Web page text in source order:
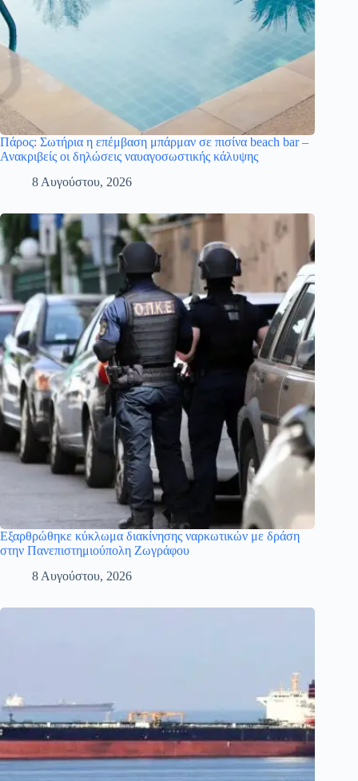
Πάρος: Σωτήρια η επέμβαση μπάρμαν σε πισίνα beach bar –
Ανακριβείς οι δηλώσεις ναυαγοσωστικής κάλυψης
8 Αυγούστου, 2026
Εξαρθρώθηκε κύκλωμα διακίνησης ναρκωτικών με δράση
στην Πανεπιστημιούπολη Ζωγράφου
8 Αυγούστου, 2026